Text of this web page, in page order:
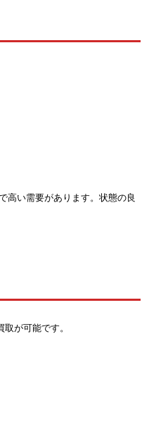
高い需要があります。状態の良
が可能です。